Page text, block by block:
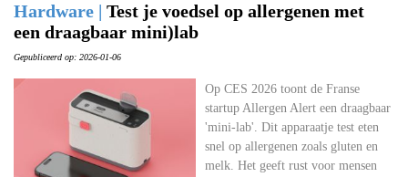
Hardware | Test je voedsel op allergenen met
een draagbaar mini)lab
Gepubliceerd op: 2026-01-06
Op CES 2026 toont de Franse
startup Allergen Alert een draagbaar
'mini-lab'. Dit apparaatje test eten
snel op allergenen zoals gluten en
melk. Het geeft rust voor mensen